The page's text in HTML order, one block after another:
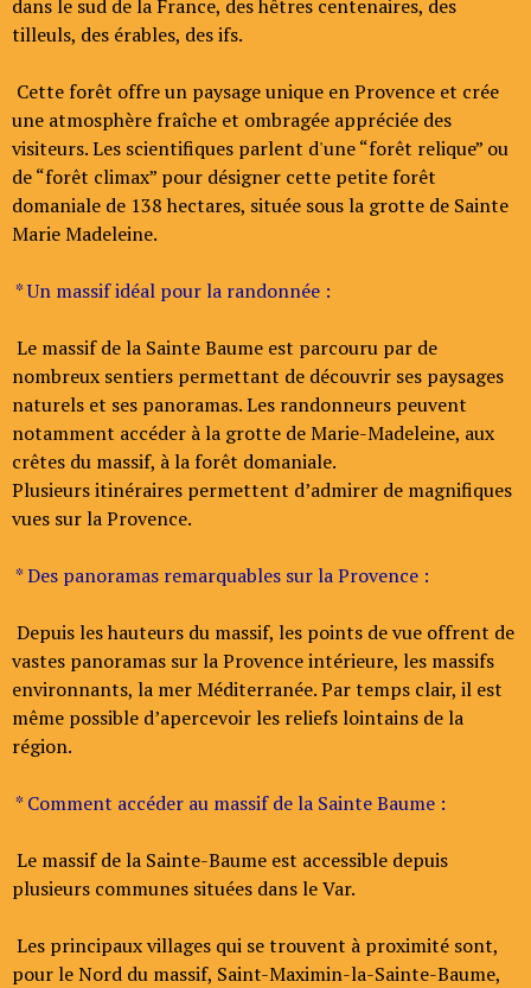
dans le sud de la France, des hêtres centenaires, des
tilleuls, des érables, des ifs.
Cette forêt offre un paysage unique en Provence et crée
une atmosphère fraîche et ombragée appréciée des
visiteurs. Les scientifiques parlent d'une “forêt relique” ou
de “forêt climax” pour désigner cette petite forêt
domaniale de 138 hectares, située sous la grotte de Sainte
Marie Madeleine.
* Un massif idéal pour la randonnée :
Le massif de la Sainte Baume est parcouru par de
nombreux sentiers permettant de découvrir ses paysages
naturels et ses panoramas. Les randonneurs peuvent
notamment accéder à la grotte de Marie-Madeleine, aux
crêtes du massif, à la forêt domaniale.
Plusieurs itinéraires permettent d’admirer de magnifiques
vues sur la Provence.
* Des panoramas remarquables sur la Provence :
Depuis les hauteurs du massif, les points de vue offrent de
vastes panoramas sur la Provence intérieure, les massifs
environnants, la mer Méditerranée. Par temps clair, il est
même possible d’apercevoir les reliefs lointains de la
région.
* Comment accéder au massif de la Sainte Baume :
Le massif de la Sainte-Baume est accessible depuis
plusieurs communes situées dans le Var.
Les principaux villages qui se trouvent à proximité sont,
pour le Nord du massif, Saint-Maximin-la-Sainte-Baume,